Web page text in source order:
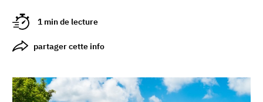
1 min de lecture
partager cette info